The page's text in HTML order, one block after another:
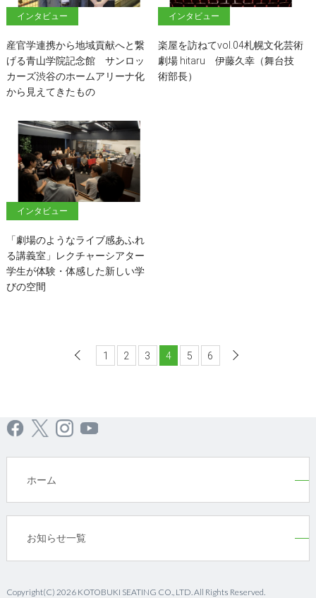
インタビュー
産官学連携から地域貢献へと繋
げる青山学院記念館 サンロッ
カーズ渋谷のホームアリーナ化
から見えてきたもの
インタビュー
楽屋を訪ねてvol.04札幌文化芸術
劇場 hitaru 伊藤久幸（舞台技
術部長）
インタビュー
「劇場のようなライブ感あふれ
る講義室」レクチャーシアター
学生が体験・体感した新しい学
びの空間
前へ
1 2 3 4 5 6
ホーム
お知らせ一覧
Copyright(C) 2026 KOTOBUKI SEATING CO., LTD. All Rights Reserved.